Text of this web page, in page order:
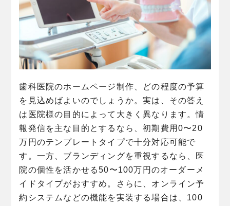
歯科医院のホームページ制作、どの程度の予算
を見込めばよいのでしょうか。実は、その答え
は医院様の目的によって大きく異なります。情
報発信を主な目的とするなら、初期費用0〜20
万円のテンプレートタイプで十分対応可能で
す。一方、ブランディングを重視するなら、医
院の個性を活かせる50〜100万円のオーダーメ
イドタイプがおすすめ。さらに、オンライン予
約システムなどの機能を実装する場合は、100